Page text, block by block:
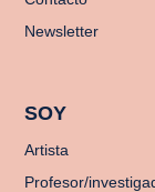
Newsletter
SOY
Artista
Profesor/